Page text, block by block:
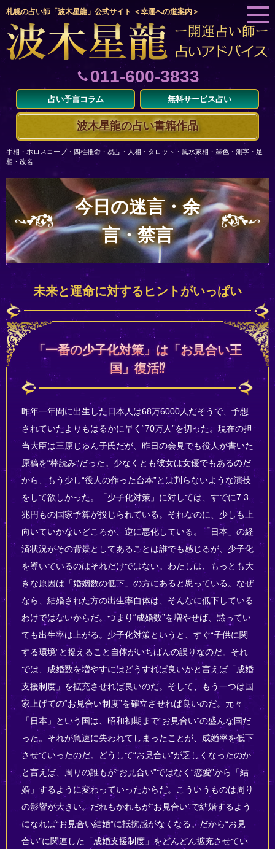
札幌の占い師「波木星龍」公式サイト ＜幸運への道案内＞
011-600-3833
占い予言コラム 無料サービス占い
波木星龍の占い書籍作品
手相・ホロスコープ・四柱推命・易占・人相・タロット・風水家相・墨色・測字・足
相・改名
今日の迷言・余
言・禁言
未来と運命に対するヒントがいっぱい
「一番の少子化対策」は「お見合い王
国」復活⁉
昨年一年間に出生した日本人は68万6000人だそうで、予想
されていたよりもはるかに早く“70万人”を切った。現在の担
当大臣は三原じゅん子氏だが、昨日の会見でも役人が書いた
原稿を“棒読み”だった。少なくとも彼女は女優でもあるのだ
から、もう少し“役人の作った台本”とは判らないような演技
をして欲しかった。「少子化対策」に対しては、すでに7.3
兆円もの国家予算が投じられている。それなのに、少しも上
向いていかないどころか、逆に悪化している。「日本」の経
済状況がその背景としてあることは誰でも感じるが、少子化
を導いているのはそれだけではない。わたしは、もっとも大
きな原因は「婚姻数の低下」の方にあると思っている。なぜ
なら、結婚された方の出生率自体は、そんなに低下している
わけではないからだ。つまり“成婚数”を増やせば、黙ってい
ても出生率は上がる。少子化対策というと、すぐ“子供に関
する環境”と捉えること自体がいちばんの誤りなのだ。それ
では、成婚数を増やすにはどうすれば良いかと言えば「成婚
支援制度」を拡充させれば良いのだ。そして、もう一つは国
家上げての“お見合い制度”を確立させれば良いのだ。元々
「日本」という国は、昭和初期まで“お見合い”の盛んな国だ
った。それが急速に失われてしまったことが、成婚率を低下
させていったのだ。どうして“お見合い”が乏しくなったのか
と言えば、周りの誰もが“お見合い”ではなく“恋愛”から「結
婚」するように変わっていったからだ。こういうものは周り
の影響が大きい。だれもかれもが“お見合い”で結婚するよう
になれば“お見合い結婚”に抵抗感がなくなる。だから“お見
合い”に関連した「成婚支援制度」をどんどん拡充させてい